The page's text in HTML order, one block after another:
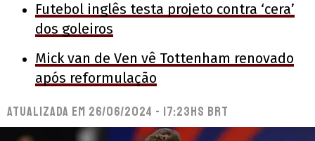
Futebol inglês testa projeto contra ‘cera’
dos goleiros
Mick van de Ven vê Tottenham renovado
após reformulação
Atualizada em 26/06/2024 - 17:23hs BRT